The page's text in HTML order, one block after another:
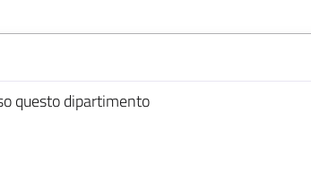
questo dipartimento